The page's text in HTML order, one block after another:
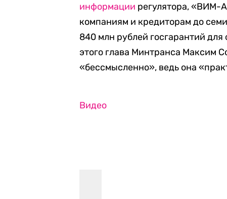
информации регулятора, «ВИМ-
компаниям и кредиторам до
840 млн рублей госгарантий
этого глава Минтранса Максим
«бессмысленно», ведь она
Видео